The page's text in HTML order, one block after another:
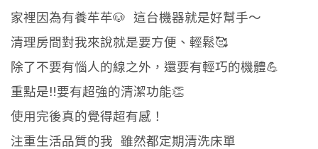
家裡因為有養䒜䒜🐶 這台機器就是好幫手～
清理房間對我來說就是要方便、輕鬆🥰
除了不要有惱人的線之外，還要有輕巧的機體💪
重點是‼️要有超強的清潔功能👏
使用完後真的覺得超有感！
注重生活品質的我 雖然都定期清洗床單